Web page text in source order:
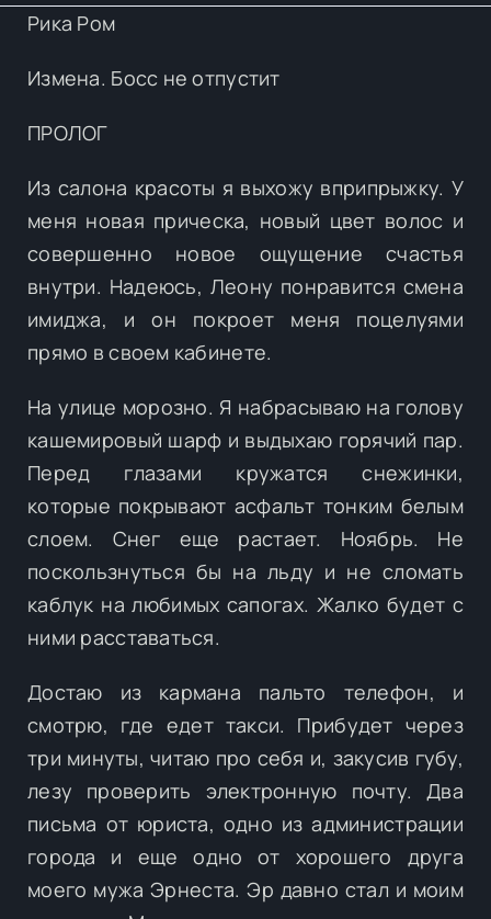
Рика Ром
Измена. Босс не отпустит
ПРОЛОГ
Из салона красоты я выхожу вприпрыжку. У
меня новая прическа, новый цвет волос и
совершенно новое ощущение счастья
внутри. Надеюсь, Леону понравится смена
имиджа, и он покроет меня поцелуями
прямо в своем кабинете.
На улице морозно. Я набрасываю на голову
кашемировый шарф и выдыхаю горячий пар.
Перед глазами кружатся снежинки,
которые покрывают асфальт тонким белым
слоем. Снег еще растает. Ноябрь. Не
поскользнуться бы на льду и не сломать
каблук на любимых сапогах. Жалко будет с
ними расставаться.
Достаю из кармана пальто телефон, и
смотрю, где едет такси. Прибудет через
три минуты, читаю про себя и, закусив губу,
лезу проверить электронную почту. Два
письма от юриста, одно из администрации
города и еще одно от хорошего друга
моего мужа Эрнеста. Эр давно стал и моим